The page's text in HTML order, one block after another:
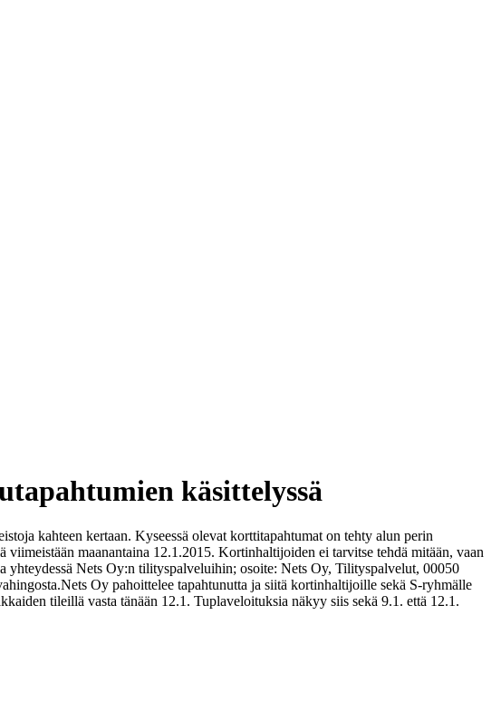
käsittelyssä
kahteen kertaan. Kyseessä olevat korttitapahtumat on tehty alun perin
maanantaina 12.1.2015. Kortinhaltijoiden ei tarvitse tehdä mitään, vaan
Nets Oy:n tilityspalveluihin; osoite: Nets Oy, Tilityspalvelut, 00050
Nets Oy pahoittelee tapahtunutta ja siitä kortinhaltijoille sekä S-ryhmälle
tileillä vasta tänään 12.1. Tuplaveloituksia näkyy siis sekä 9.1. että 12.1.